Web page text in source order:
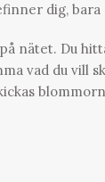
dig,
nätet. Du
vad du vill